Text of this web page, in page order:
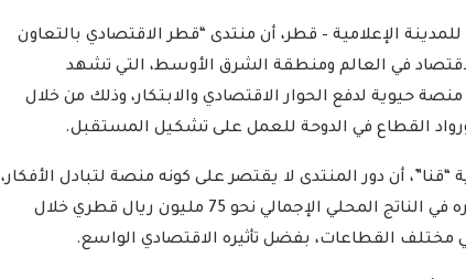
الإعلامية – قطر، أن منتدى “قطر الاقتصادي بالتعاون
في العالم ومنطقة الشرق الأوسط، التي تشهد
حيوية لدفع الحوار الاقتصادي والابتكار، وذلك من خلال
القطاع في الدوحة للعمل على تشكيل المستقبل.
أن دور المنتدى لا يقتصر على كونه منصة لتبادل الأفكار،
بل يسهم أيضا في دعم الاقتصاد القطري، إذ بلغ تأثيره في الناتج المحلي الإجمالي نحو 75 مليون ريال قطري خلال
القطاعات، بفضل تأثيره الاقتصادي الواسع.